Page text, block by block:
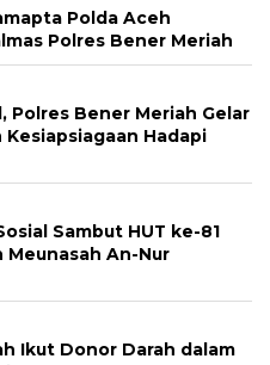
Polda Aceh
Polres Bener Meriah
Polres Bener Meriah Gelar
Hadapi
Sambut HUT ke-81
Meunasah An-Nur
Ikut Donor Darah dalam